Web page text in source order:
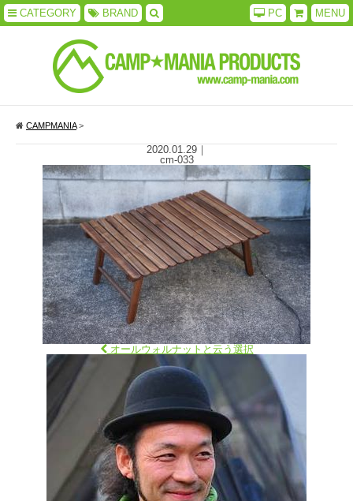
CATEGORY BRAND MENU
PC
CAMPMANIA>
2020.01.29｜
cm-033
オールウォルナットと云う選択